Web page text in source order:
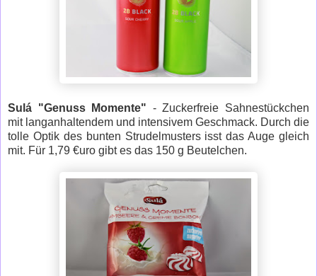
Sulá "Genuss Momente" - Zuckerfreie Sahnestückchen
mit langanhaltendem und intensivem Geschmack. Durch die
tolle Optik des bunten Strudelmusters isst das Auge gleich
mit. Für 1,79 €uro gibt es das 150 g Beutelchen.